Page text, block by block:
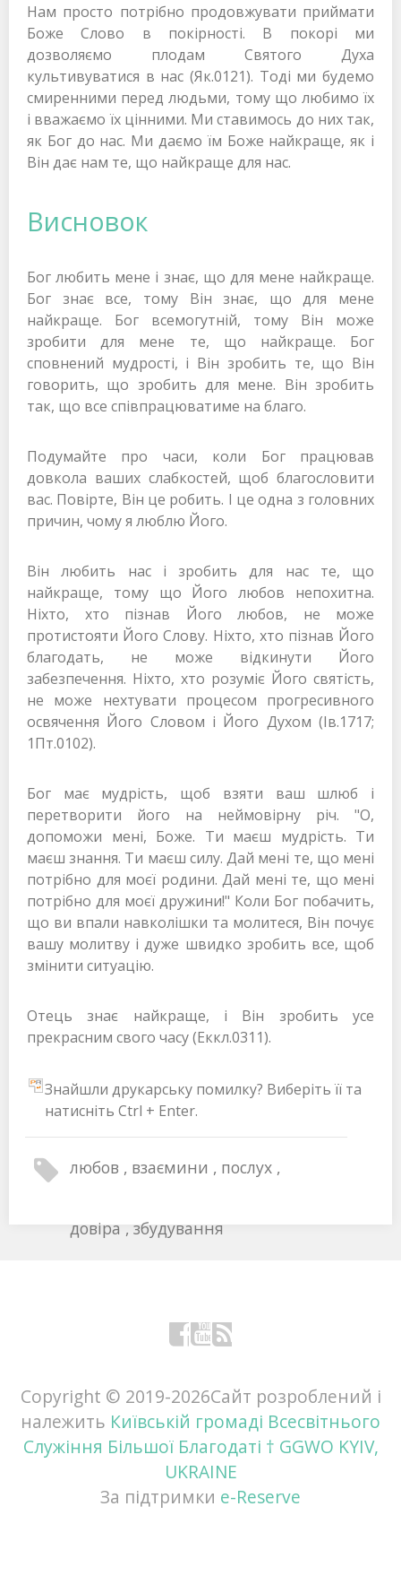
Нам просто потрібно продовжувати приймати
Боже Слово в покірності. В покорі ми
дозволяємо плодам Святого Духа
культивуватися в нас (Як.0121). Тоді ми будемо
смиренними перед людьми, тому що любимо їх
і вважаємо їх цінними. Ми ставимось до них так,
як Бог до нас. Ми даємо їм Боже найкраще, як і
Він дає нам те, що найкраще для нас.
Висновок
Бог любить мене і знає, що для мене найкраще.
Бог знає все, тому Він знає, що для мене
найкраще. Бог всемогутній, тому Він може
зробити для мене те, що найкраще. Бог
сповнений мудрості, і Він зробить те, що Він
говорить, що зробить для мене. Він зробить
так, що все співпрацюватиме на благо.
Подумайте про часи, коли Бог працював
довкола ваших слабкостей, щоб благословити
вас. Повірте, Він це робить. І це одна з головних
причин, чому я люблю Його.
Він любить нас і зробить для нас те, що
найкраще, тому що Його любов непохитна.
Ніхто, хто пізнав Його любов, не може
протистояти Його Слову. Ніхто, хто пізнав Його
благодать, не може відкинути Його
забезпечення. Ніхто, хто розуміє Його святість,
не може нехтувати процесом прогресивного
освячення Його Словом і Його Духом (Ів.1717;
1Пт.0102).
Бог має мудрість, щоб взяти ваш шлюб і
перетворити його на неймовірну річ. "О,
допоможи мені, Боже. Ти маєш мудрість. Ти
маєш знання. Ти маєш силу. Дай мені те, що мені
потрібно для моєї родини. Дай мені те, що мені
потрібно для моєї дружини!" Коли Бог побачить,
що ви впали навколішки та молитеся, Він почує
вашу молитву і дуже швидко зробить все, щоб
змінити ситуацію.
Отець знає найкраще, і Він зробить усе
прекрасним свого часу (Еккл.0311).
Знайшли друкарську помилку? Виберіть її та
натисніть Ctrl + Enter.
любов взаємини послух
довіра збудування
Facebook
YouTube
Copyright © 2019-2026Сайт розроблений і
належить Київській громаді Всесвітнього
Служіння Більшої Благодаті † GGWO KYIV,
UKRAINE
За підтримки e-Reserve